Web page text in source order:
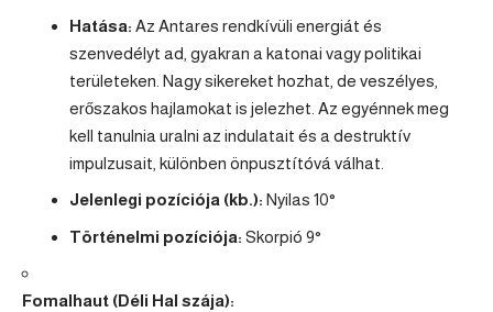
Hatása: Az Antares rendkívüli energiát és
szenvedélyt ad, gyakran a katonai vagy politikai
területeken. Nagy sikereket hozhat, de veszélyes,
erőszakos hajlamokat is jelezhet. Az egyénnek meg
kell tanulnia uralni az indulatait és a destruktív
impulzusait, különben önpusztítóvá válhat.
Jelenlegi pozíciója (kb.): Nyilas 10°
Történelmi pozíciója: Skorpió 9°
Fomalhaut (Déli Hal szája):